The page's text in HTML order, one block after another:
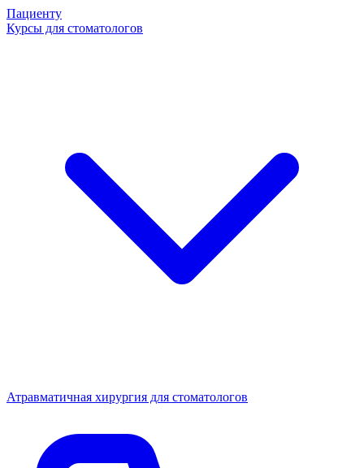
Пациенту
Курсы для стоматологов
Атравматичная хирургия для стоматологов